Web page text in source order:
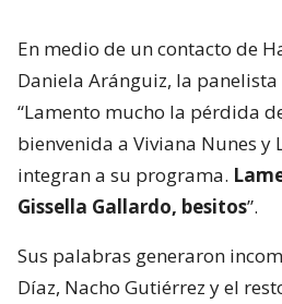
En medio de un contacto de
Daniela Aránguiz, la panelista
“Lamento mucho la pérdida
bienvenida a Viviana Nunes y
integran a su programa.
Gissella Gallardo, besitos”.
Sus palabras generaron
Díaz, Nacho Gutiérrez y el